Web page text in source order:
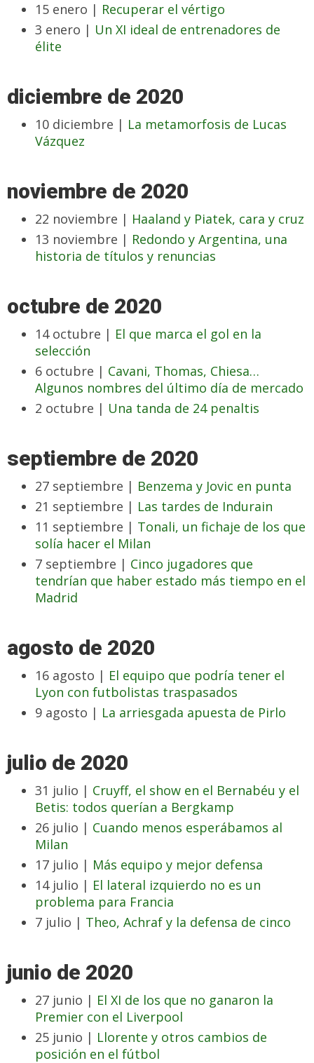
15 enero | Recuperar el vértigo
3 enero | Un XI ideal de entrenadores de
élite
diciembre de 2020
10 diciembre | La metamorfosis de Lucas
Vázquez
noviembre de 2020
22 noviembre | Haaland y Piatek, cara y cruz
13 noviembre | Redondo y Argentina, una
historia de títulos y renuncias
octubre de 2020
14 octubre | El que marca el gol en la
selección
6 octubre | Cavani, Thomas, Chiesa…
Algunos nombres del último día de mercado
2 octubre | Una tanda de 24 penaltis
septiembre de 2020
27 septiembre | Benzema y Jovic en punta
21 septiembre | Las tardes de Indurain
11 septiembre | Tonali, un fichaje de los que
solía hacer el Milan
7 septiembre | Cinco jugadores que
tendrían que haber estado más tiempo en el
Madrid
agosto de 2020
16 agosto | El equipo que podría tener el
Lyon con futbolistas traspasados
9 agosto | La arriesgada apuesta de Pirlo
julio de 2020
31 julio | Cruyff, el show en el Bernabéu y el
Betis: todos querían a Bergkamp
26 julio | Cuando menos esperábamos al
Milan
17 julio | Más equipo y mejor defensa
14 julio | El lateral izquierdo no es un
problema para Francia
7 julio | Theo, Achraf y la defensa de cinco
junio de 2020
27 junio | El XI de los que no ganaron la
Premier con el Liverpool
25 junio | Llorente y otros cambios de
posición en el fútbol